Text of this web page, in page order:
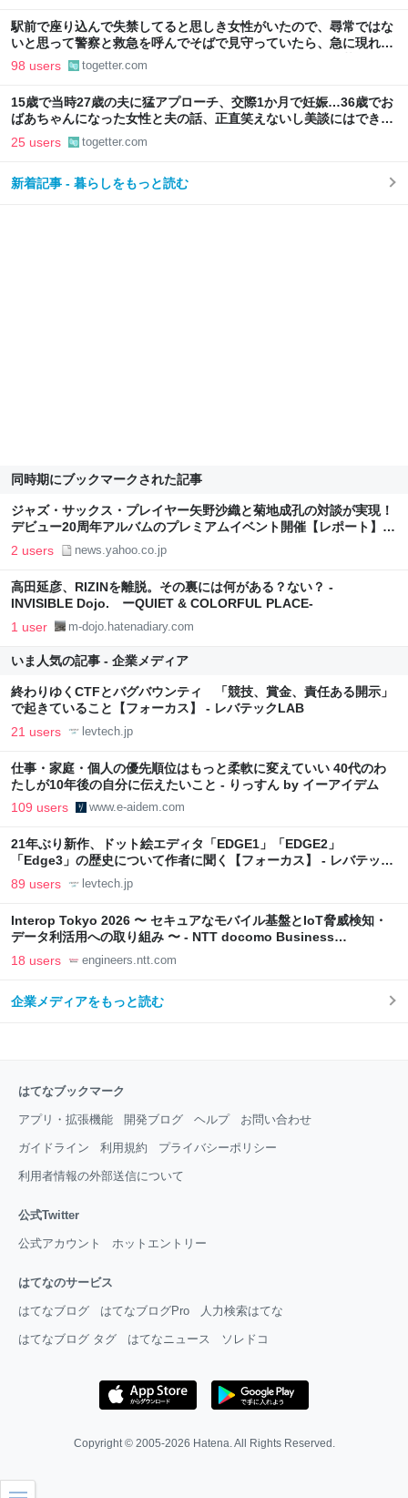
駅前で座り込んで失禁してると思しき女性がいたので、尋常ではな
いと思って警察と救急を呼んでそばで見守っていたら、急に現れた
女性に「あなた何してるんですか！？」とスマホをはたき落とされ
98 users togetter.com
15歳で当時27歳の夫に猛アプローチ、交際1か月で妊娠…36歳でお
ばあちゃんになった女性と夫の話、正直笑えないし美談にはできな
いのでは？
25 users togetter.com
新着記事 - 暮らしをもっと読む
同時期にブックマークされた記事
ジャズ・サックス・プレイヤー矢野沙織と菊地成孔の対談が実現！
デビュー20周年アルバムのプレミアムイベント開催【レポート】
（TV LIFE web） - Yahoo!ニュース
2 users news.yahoo.co.jp
高田延彦、RIZINを離脱。その裏には何がある？ない？ -
INVISIBLE Dojo. ーQUIET & COLORFUL PLACE-
1 user m-dojo.hatenadiary.com
いま人気の記事 - 企業メディア
終わりゆくCTFとバグバウンティ 「競技、賞金、責任ある開示」
で起きていること【フォーカス】 - レバテックLAB
21 users levtech.jp
仕事・家庭・個人の優先順位はもっと柔軟に変えていい 40代のわ
たしが10年後の自分に伝えたいこと - りっすん by イーアイデム
109 users www.e-aidem.com
21年ぶり新作、ドット絵エディタ「EDGE1」「EDGE2」
「Edge3」の歴史について作者に聞く【フォーカス】 - レバテック
LAB
89 users levtech.jp
Interop Tokyo 2026 〜 セキュアなモバイル基盤とIoT脅威検知・
データ利活用への取り組み 〜 - NTT docomo Business
Engineers' Blog
18 users engineers.ntt.com
企業メディアをもっと読む
はてなブックマーク
アプリ・拡張機能 開発ブログ ヘルプ お問い合わせ
ガイドライン 利用規約 プライバシーポリシー
利用者情報の外部送信について
公式Twitter
公式アカウント ホットエントリー
はてなのサービス
はてなブログ はてなブログPro 人力検索はてな
はてなブログ タグ はてなニュース ソレドコ
Copyright © 2005-2026 Hatena. All Rights Reserved.